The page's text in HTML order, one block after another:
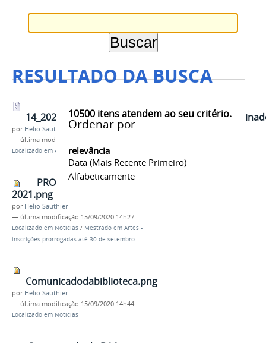
RESULTADO DA BUSCA
10500itens atendem ao seu critério.
Ordenar por
relevância
Data (mais Recente Primeiro)
Alfabeticamente
por Helio Sauthier
— última modificação
Localizado em Assuntos /Graduação
PROCESSO DE SELEÇÃO
2021.png
por Helio Sauthier
— última modificação 15/09/2020 14h27
Localizado em Noticias / Mestrado em Artes -
inscrições prorrogadas até 30 de setembro
Comunicadodabiblioteca.png
por Helio Sauthier
— última modificação 15/09/2020 14h44
Localizado em Noticias